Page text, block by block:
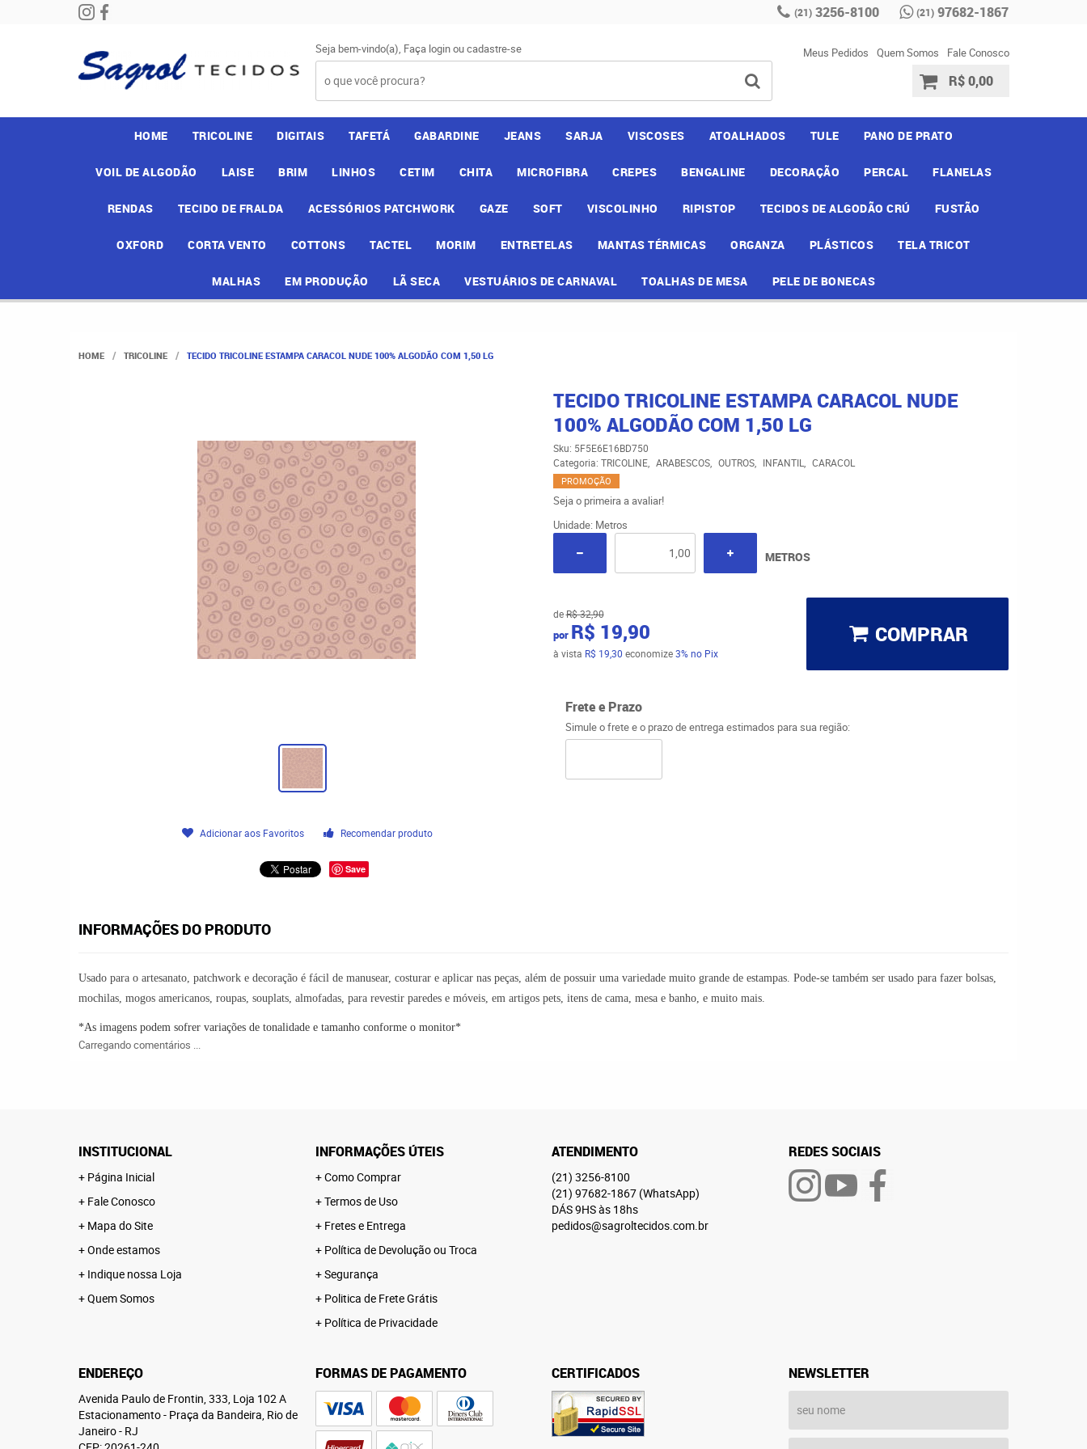
(21) 3256-8100 (21) 97682-1867
Seja bem-vindo(a), Faça loginoucadastre-se Meus Pedidos Quem Somos Fale Conosco
R$ 0,00
HOME TRICOLINE DIGITAIS TAFETÁ GABARDINE JEANS SARJA VISCOSES ATOALHADOS TULE PANO DE PRATO
VOIL DE ALGODÃO LAISE BRIM LINHOS CETIM CHITA MICROFIBRA CREPES BENGALINE DECORAÇÃO PERCAL FLANELAS
RENDAS TECIDO DE FRALDA ACESSÓRIOS PATCHWORK GAZE SOFT VISCOLINHO RIPISTOP TECIDOS DE ALGODÃO CRÚ FUSTÃO
OXFORD CORTA VENTO COTTONS TACTEL MORIM ENTRETELAS MANTAS TÉRMICAS ORGANZA PLÁSTICOS TELA TRICOT
MALHAS EM PRODUÇÃO LÃ SECA VESTUÁRIOS DE CARNAVAL TOALHAS DE MESA PELE DE BONECAS
HOME TRICOLINE TECIDO TRICOLINE ESTAMPA CARACOL NUDE 100% ALGODÃO COM 1,50 LG
Adicionar aos Favoritos Recomendar produto
Save
TECIDO TRICOLINE ESTAMPA CARACOL NUDE
100% ALGODÃO COM 1,50 LG
Sku: 5F5E6E16BD750
Categoria: TRICOLINE ARABESCOS OUTROS INFANTIL CARACOL
PROMOÇÃO
Seja o primeira a avaliar!
Unidade: Metros
METROS
deR$ 32,90
por R$ 19,90
à vista R$ 19,30 economize3% no Pix
COMPRAR
Frete e Prazo
Simule o frete e o prazo de entrega estimados para sua região:
INFORMAÇÕES DO PRODUTO
Usado para o artesanato, patchwork e decoração é fácil de manusear, costurar e aplicar nas peças, além de possuir uma variedade muito grande de estampas. Pode-se também ser usado para fazer bolsas,
mochilas, mogos americanos, roupas, souplats, almofadas, para revestir paredes e móveis, em artigos pets, itens de cama, mesa e banho, e muito mais.
*As imagens podem sofrer variações de tonalidade e tamanho conforme o monitor*
Carregando comentários ...
INSTITUCIONAL
Página Inicial
Fale Conosco
Mapa do Site
Onde estamos
Indique nossa Loja
Quem Somos
INFORMAÇÕES ÚTEIS
Como Comprar
Termos de Uso
Fretes e Entrega
Política de Devolução ou Troca
Segurança
Politica de Frete Grátis
Política de Privacidade
ATENDIMENTO
(21) 3256-8100
(21) 97682-1867 (WhatsApp)
DÁS 9HS às 18hs
pedidos@sagroltecidos.com.br
REDES SOCIAIS
ENDEREÇO
Avenida Paulo de Frontin, 333, Loja 102 A
Estacionamento- Praça da Bandeira, Rio de
Janeiro- RJ
FORMAS DE PAGAMENTO CERTIFICADOS NEWSLETTER